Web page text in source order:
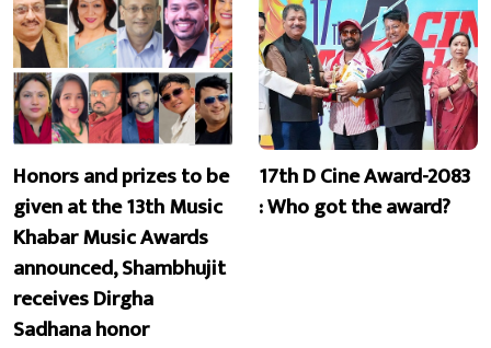
Honors and prizes to be
given at the 13th Music
Khabar Music Awards
announced, Shambhujit
receives Dirgha
Sadhana honor
17th D Cine Award-2083
: Who got the award?